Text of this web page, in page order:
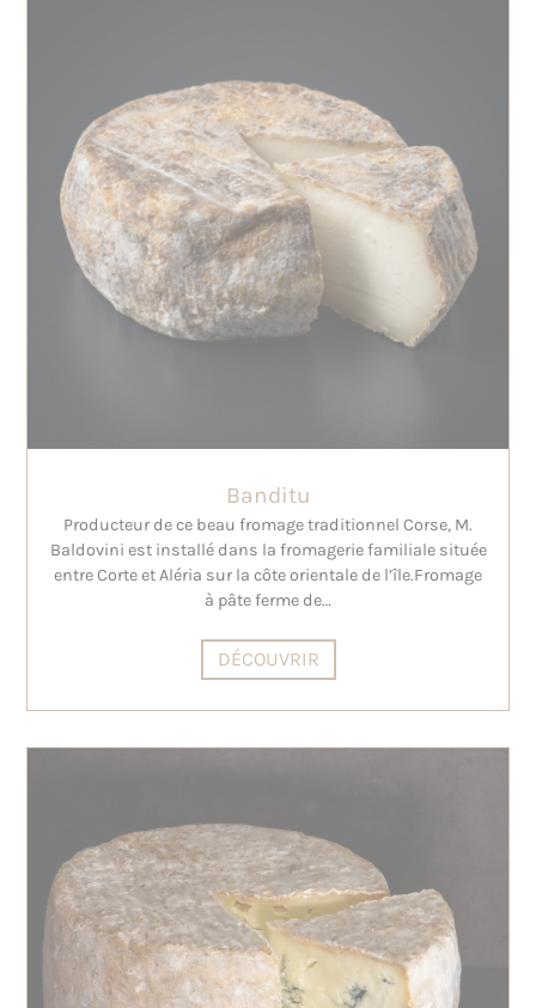
Banditu
Producteur de ce beau fromage traditionnel Corse, M.
Baldovini est installé dans la fromagerie familiale située
entre Corte et Aléria sur la côte orientale de l’île.Fromage
à pâte ferme de…
DÉCOUVRIR